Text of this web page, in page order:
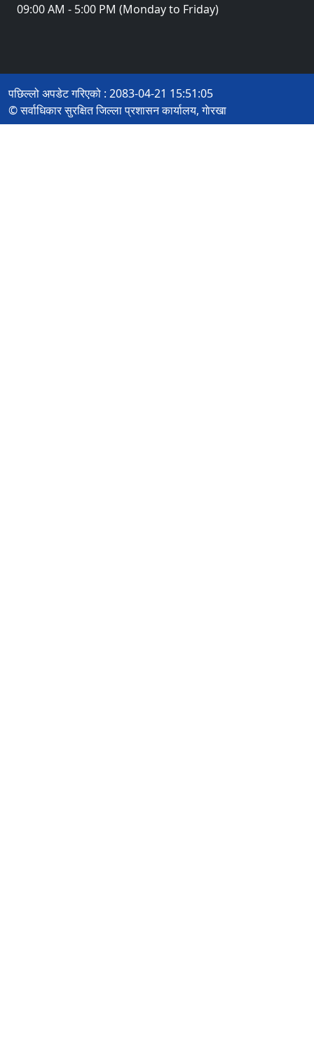
09:00 AM - 5:00 PM (Monday to Friday)
पछिल्लो अपडेट गरिएको : 2083-04-21 15:51:05
© सर्वाधिकार सुरक्षित जिल्ला प्रशासन कार्यालय, गाेरखा